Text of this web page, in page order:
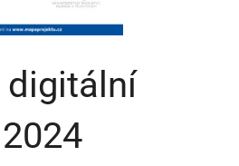
digitální